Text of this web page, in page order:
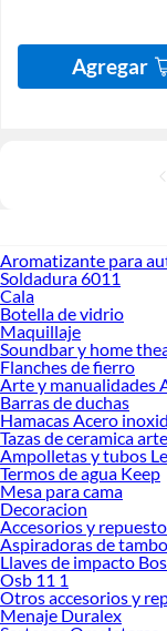
Agregar
Aromatizante para
Soldadura 6011
Cala
Botella de vidrio
Maquillaje
Soundbar y home
Flanches de fierro
Arte y manualidades
Barras de duchas
Hamacas Acero
Tazas de ceramica
Ampolletas y tubos
Termos de agua Keep
Mesa para cama
Decoracion
Accesorios y
Aspiradoras de
Llaves de impacto
Osb 11 1
Otros accesorios y
Menaje Duralex